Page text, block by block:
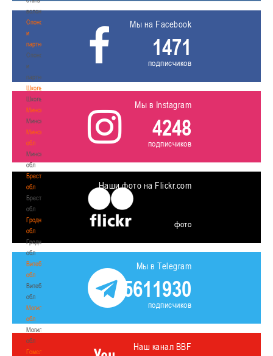
волонтером
Спонсоры
и
партнеры
Спонсоры
и
партнеры
Школы
Школы
Минск
Минск
Минская
обл
Минская
обл
Брестская
обл
Брестская
обл
Гродненская
обл
Гродненская
обл
Витебская
обл
Витебская
обл
Могилевская
обл
Могилевская
обл
Гомельская
Мы на Facebook
1471
подписчиков
Мы в Instagram
4248
подписчиков
Наши фото на Flickr.com
фото
Мы в Telegram
5611930
подписчиков
Наш канал BBF